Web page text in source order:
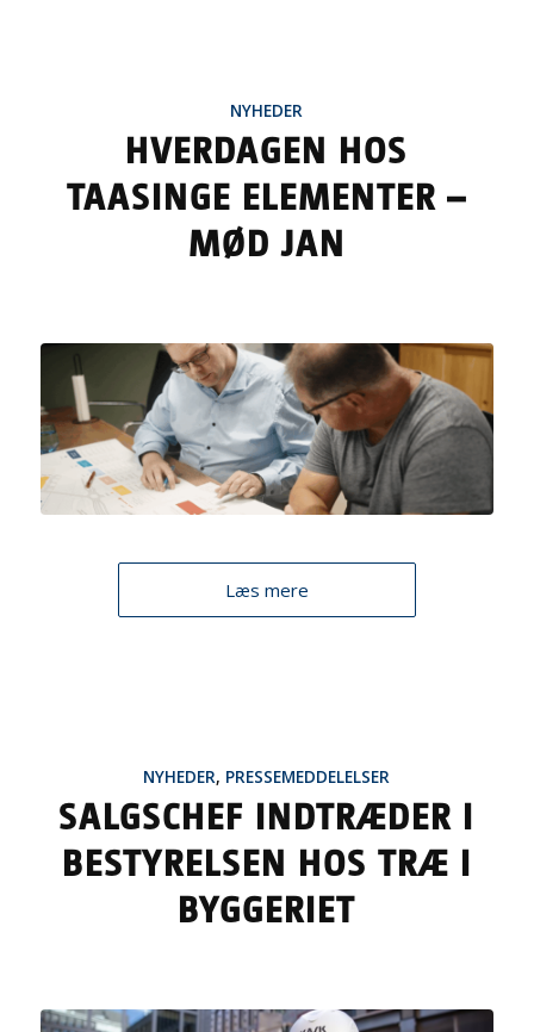
NYHEDER
HVERDAGEN HOS
TAASINGE ELEMENTER –
MØD JAN
Læs mere
NYHEDER, PRESSEMEDDELELSER
SALGSCHEF INDTRÆDER I
BESTYRELSEN HOS TRÆ I
BYGGERIET